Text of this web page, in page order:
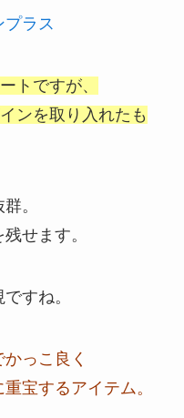
プラス
トですが、
ンを取り入れたも
。
せます。
すね。
っこ良く
宝するアイテム。